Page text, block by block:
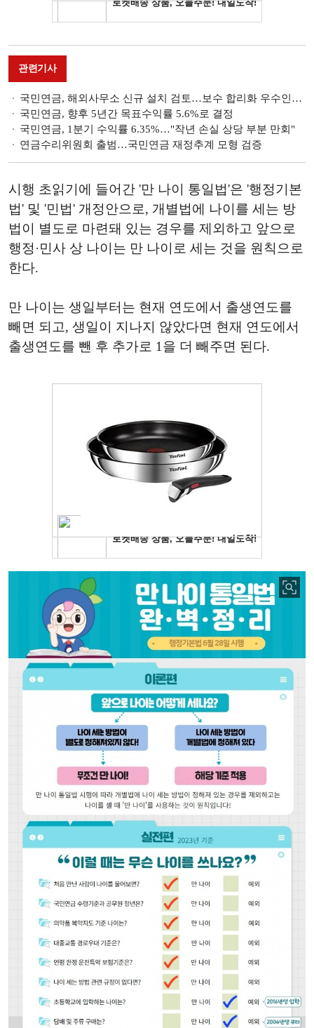
관련기사
국민연금, 해외사무소 신규 설치 검토…보수 합리화 우수인력 유치 기반 마련
국민연금, 향후 5년간 목표수익률 5.6%로 결정
국민연금, 1분기 수익률 6.35%…"작년 손실 상당 부분 만회"
연금수리위원회 출범…국민연금 재정추계 모형 검증
시행 초읽기에 들어간 '만 나이 통일법'은 '행정기본
법' 및 '민법' 개정안으로, 개별법에 나이를 세는 방
법이 별도로 마련돼 있는 경우를 제외하고 앞으로
행정·민사 상 나이는 만 나이로 세는 것을 원칙으로
한다.
만 나이는 생일부터는 현재 연도에서 출생연도를
빼면 되고, 생일이 지나지 않았다면 현재 연도에서
출생연도를 뺀 후 추가로 1을 더 빼주면 된다.